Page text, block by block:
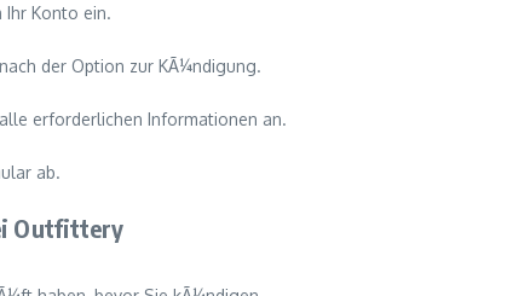
Ihr Konto ein.
der Option zur KÃ¼ndigung.
erforderlichen Informationen an.
ab.
Outfittery